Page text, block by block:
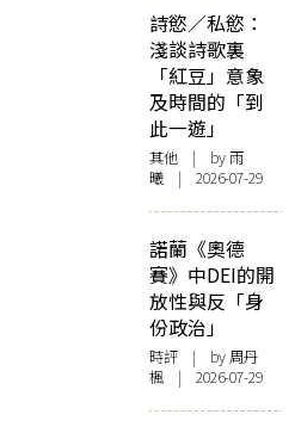
詩慾／私慾：
淺談詩歌裏
「紅豆」意象
及時間的「到
此一遊」
其他 | by 雨
曦 | 2026-07-29
諾蘭《奧德
賽》中DEI的開
放性與反「身
份政治」
時評 | by周丹
楓 | 2026-07-29